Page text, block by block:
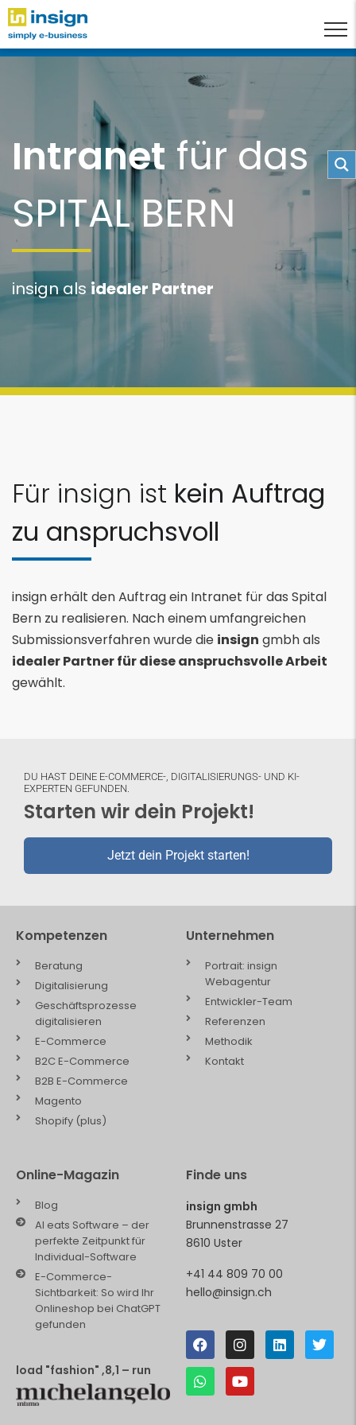
Intranet für das
SPITAL BERN
insign als idealer Partner
Für insign ist kein Auftrag
zu anspruchsvoll
insign erhält den Auftrag ein Intranet für das Spital
Bern zu realisieren. Nach einem umfangreichen
Submissionsverfahren wurde die insign gmbh als
idealer Partner für diese anspruchsvolle Arbeit
gewählt.
DU HAST DEINE E-COMMERCE-, DIGITALISIERUNGS- UND KI-
EXPERTEN GEFUNDEN.
Starten wir dein Projekt!
Jetzt dein Projekt starten!
Kompetenzen
Beratung
Digitalisierung
Geschäftsprozesse
digitalisieren
E-Commerce
B2C E-Commerce
B2B E-Commerce
Magento
Shopify (plus)
Unternehmen
Portrait: insign
Webagentur
Entwickler-Team
Referenzen
Methodik
Kontakt
Online-Magazin
Blog
AI eats Software – der
perfekte Zeitpunkt für
Individual-Software
E-Commerce-
Sichtbarkeit: So wird Ihr
Onlineshop bei ChatGPT
gefunden
load "fashion" ,8,1 – run
Finde uns
insign gmbh
Brunnenstrasse 27
8610 Uster
+41 44 809 70 00
hello@insign.ch